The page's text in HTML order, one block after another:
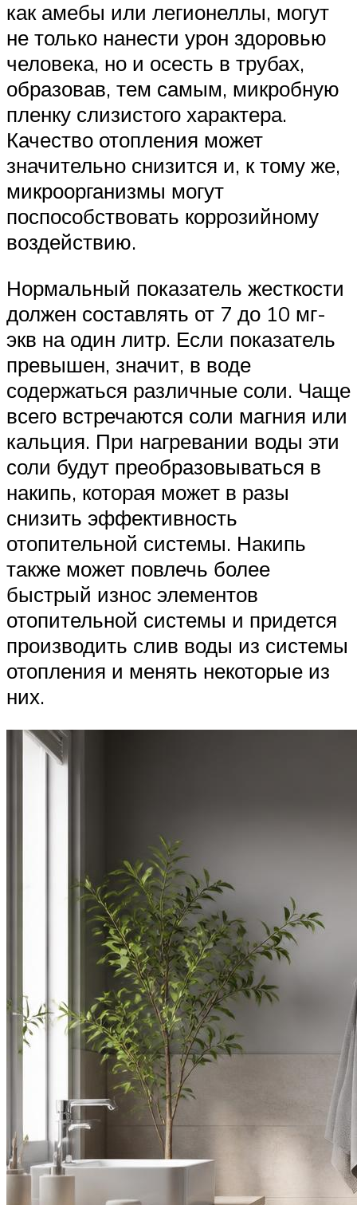
как амебы или легионеллы, могут
не только нанести урон здоровью
человека, но и осесть в трубах,
образовав, тем самым, микробную
пленку слизистого характера.
Качество отопления может
значительно снизится и, к тому же,
микроорганизмы могут
поспособствовать коррозийному
воздействию.
Нормальный показатель жесткости
должен составлять от 7 до 10 мг-
экв на один литр. Если показатель
превышен, значит, в воде
содержаться различные соли. Чаще
всего встречаются соли магния или
кальция. При нагревании воды эти
соли будут преобразовываться в
накипь, которая может в разы
снизить эффективность
отопительной системы. Накипь
также может повлечь более
быстрый износ элементов
отопительной системы и придется
производить слив воды из системы
отопления и менять некоторые из
них.